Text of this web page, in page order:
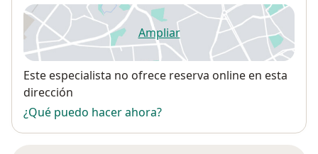
Ampliarse abre en una nueva
Disponibilidad
Este especialista no ofrece reserva online en esta
dirección
¿Qué puedo hacer ahora?